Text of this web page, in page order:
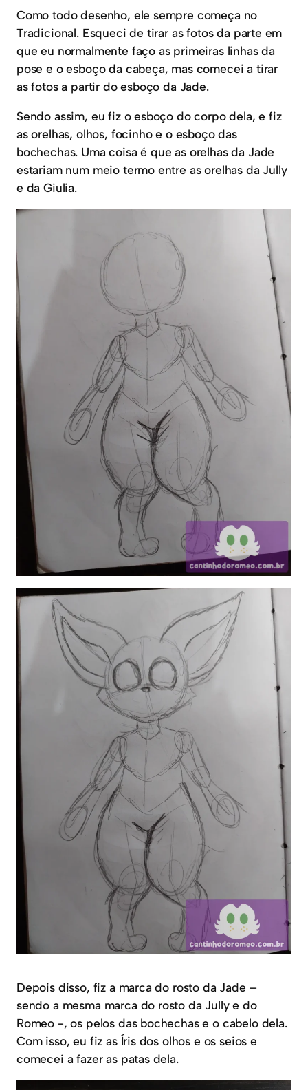
Como todo desenho, ele sempre começa no
Tradicional. Esqueci de tirar as fotos da parte em
que eu normalmente faço as primeiras linhas da
pose e o esboço da cabeça, mas comecei a tirar
as fotos a partir do esboço da Jade.
Sendo assim, eu fiz o esboço do corpo dela, e fiz
as orelhas, olhos, focinho e o esboço das
bochechas. Uma coisa é que as orelhas da Jade
estariam num meio termo entre as orelhas da Jully
e da Giulia.
Depois disso, fiz a marca do rosto da Jade –
sendo a mesma marca do rosto da Jully e do
Romeo -, os pelos das bochechas e o cabelo dela.
Com isso, eu fiz as Íris dos olhos e os seios e
comecei a fazer as patas dela.